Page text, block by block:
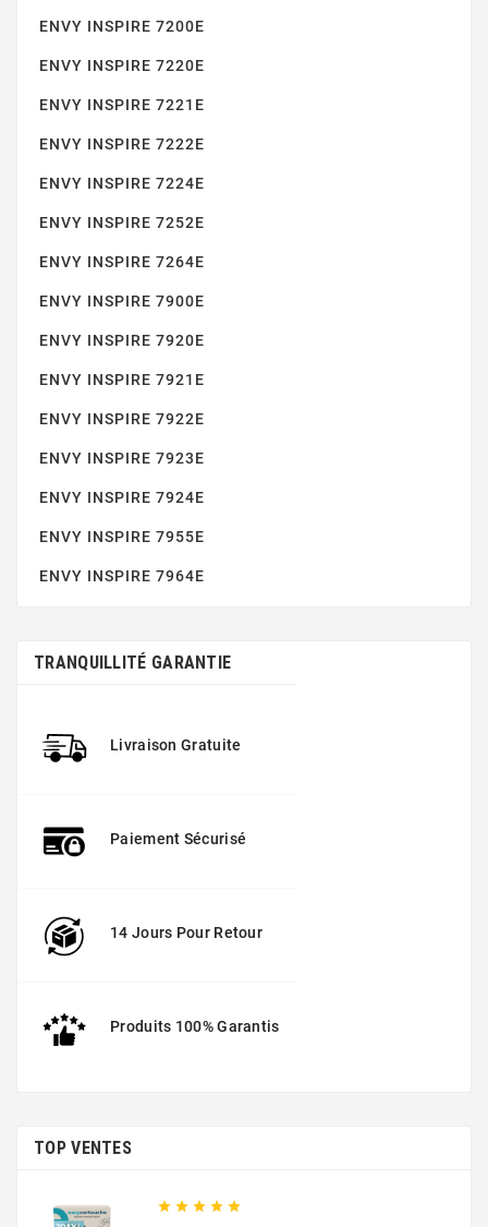
ENVY 4500
ENVY 4504
ENVY INSPIRE 7200E
ENVY INSPIRE 7220E
ENVY INSPIRE 7221E
ENVY INSPIRE 7222E
ENVY INSPIRE 7224E
ENVY INSPIRE 7252E
ENVY INSPIRE 7264E
ENVY INSPIRE 7900E
ENVY INSPIRE 7920E
ENVY INSPIRE 7921E
ENVY INSPIRE 7922E
ENVY INSPIRE 7923E
ENVY INSPIRE 7924E
ENVY INSPIRE 7955E
ENVY INSPIRE 7964E
TRANQUILLITÉ GARANTIE
Livraison Gratuite
Paiement Sécurisé
14 Jours Pour Retour
Produits 100% Garantis
TOP VENTES
    